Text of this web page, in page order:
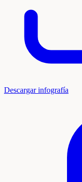
Descargar infografía